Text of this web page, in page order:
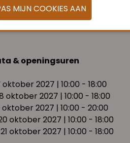
& openingsuren
oktober 2027 | 10:00 - 18:00
oktober 2027 | 10:00 - 18:00
oktober 2027 | 10:00 - 20:00
oktober 2027 | 10:00 - 18:00
oktober 2027 | 10:00 - 18:00